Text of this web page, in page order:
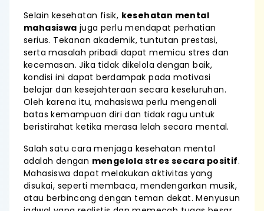
Selain kesehatan fisik, kesehatan mental
mahasiswa juga perlu mendapat perhatian
serius. Tekanan akademik, tuntutan prestasi,
serta masalah pribadi dapat memicu stres dan
kecemasan. Jika tidak dikelola dengan baik,
kondisi ini dapat berdampak pada motivasi
belajar dan kesejahteraan secara keseluruhan.
Oleh karena itu, mahasiswa perlu mengenali
batas kemampuan diri dan tidak ragu untuk
beristirahat ketika merasa lelah secara mental.
Salah satu cara menjaga kesehatan mental
adalah dengan mengelola stres secara positif.
Mahasiswa dapat melakukan aktivitas yang
disukai, seperti membaca, mendengarkan musik,
atau berbincang dengan teman dekat. Menyusun